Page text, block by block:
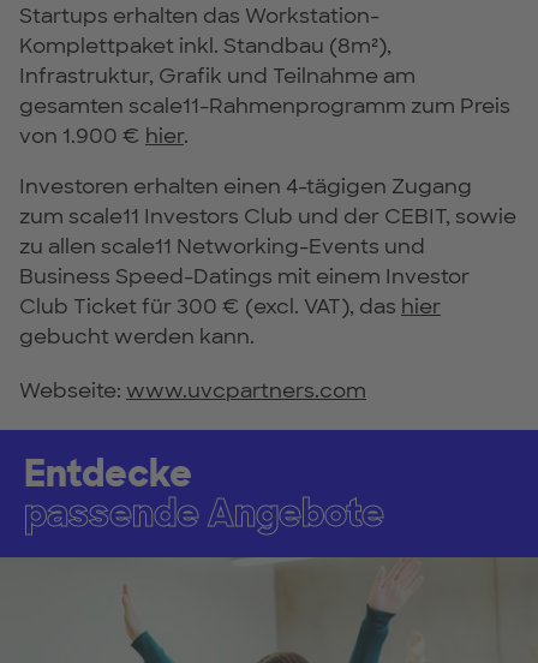
Startups erhalten das Workstation-
Komplettpaket inkl. Standbau (8m²),
Infrastruktur, Grafik und Teilnahme am
gesamten scale11-Rahmenprogramm zum Preis
von 1.900 € hier.
Investoren erhalten einen 4-tägigen Zugang
zum scale11 Investors Club und der CEBIT, sowie
zu allen scale11 Networking-Events und
Business Speed-Datings mit einem Investor
Club Ticket für 300 € (excl. VAT), das hier
gebucht werden kann.
Webseite: www.uvcpartners.com
Entdecke
passende Angebote